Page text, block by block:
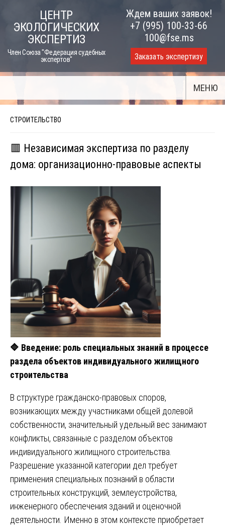
content
ЦЕНТР
ЭКОЛОГИЧЕСКИХ
ЭКСПЕРТИЗ
Член Союза "Федерация судебных
экспертов"
Ждем ваших заявок!
+7 (995) 100-33-66
100@fse.ms
Заказать экспертизу
МЕНЮ
СТРОИТЕЛЬСТВО
🟥 Независимая экспертиза по разделу
дома: организационно-правовые аспекты
🔷 Введение: роль специальных знаний в процессе
раздела объектов индивидуального жилищного
строительства
В структуре гражданско-правовых споров,
возникающих между участниками общей долевой
собственности, значительный удельный вес занимают
конфликты, связанные с разделом объектов
индивидуального жилищного строительства.
Разрешение указанной категории дел требует
применения специальных познаний в области
строительных конструкций, землеустройства,
инженерного обеспечения зданий и оценочной
деятельности. Именно в этом контексте приобретает